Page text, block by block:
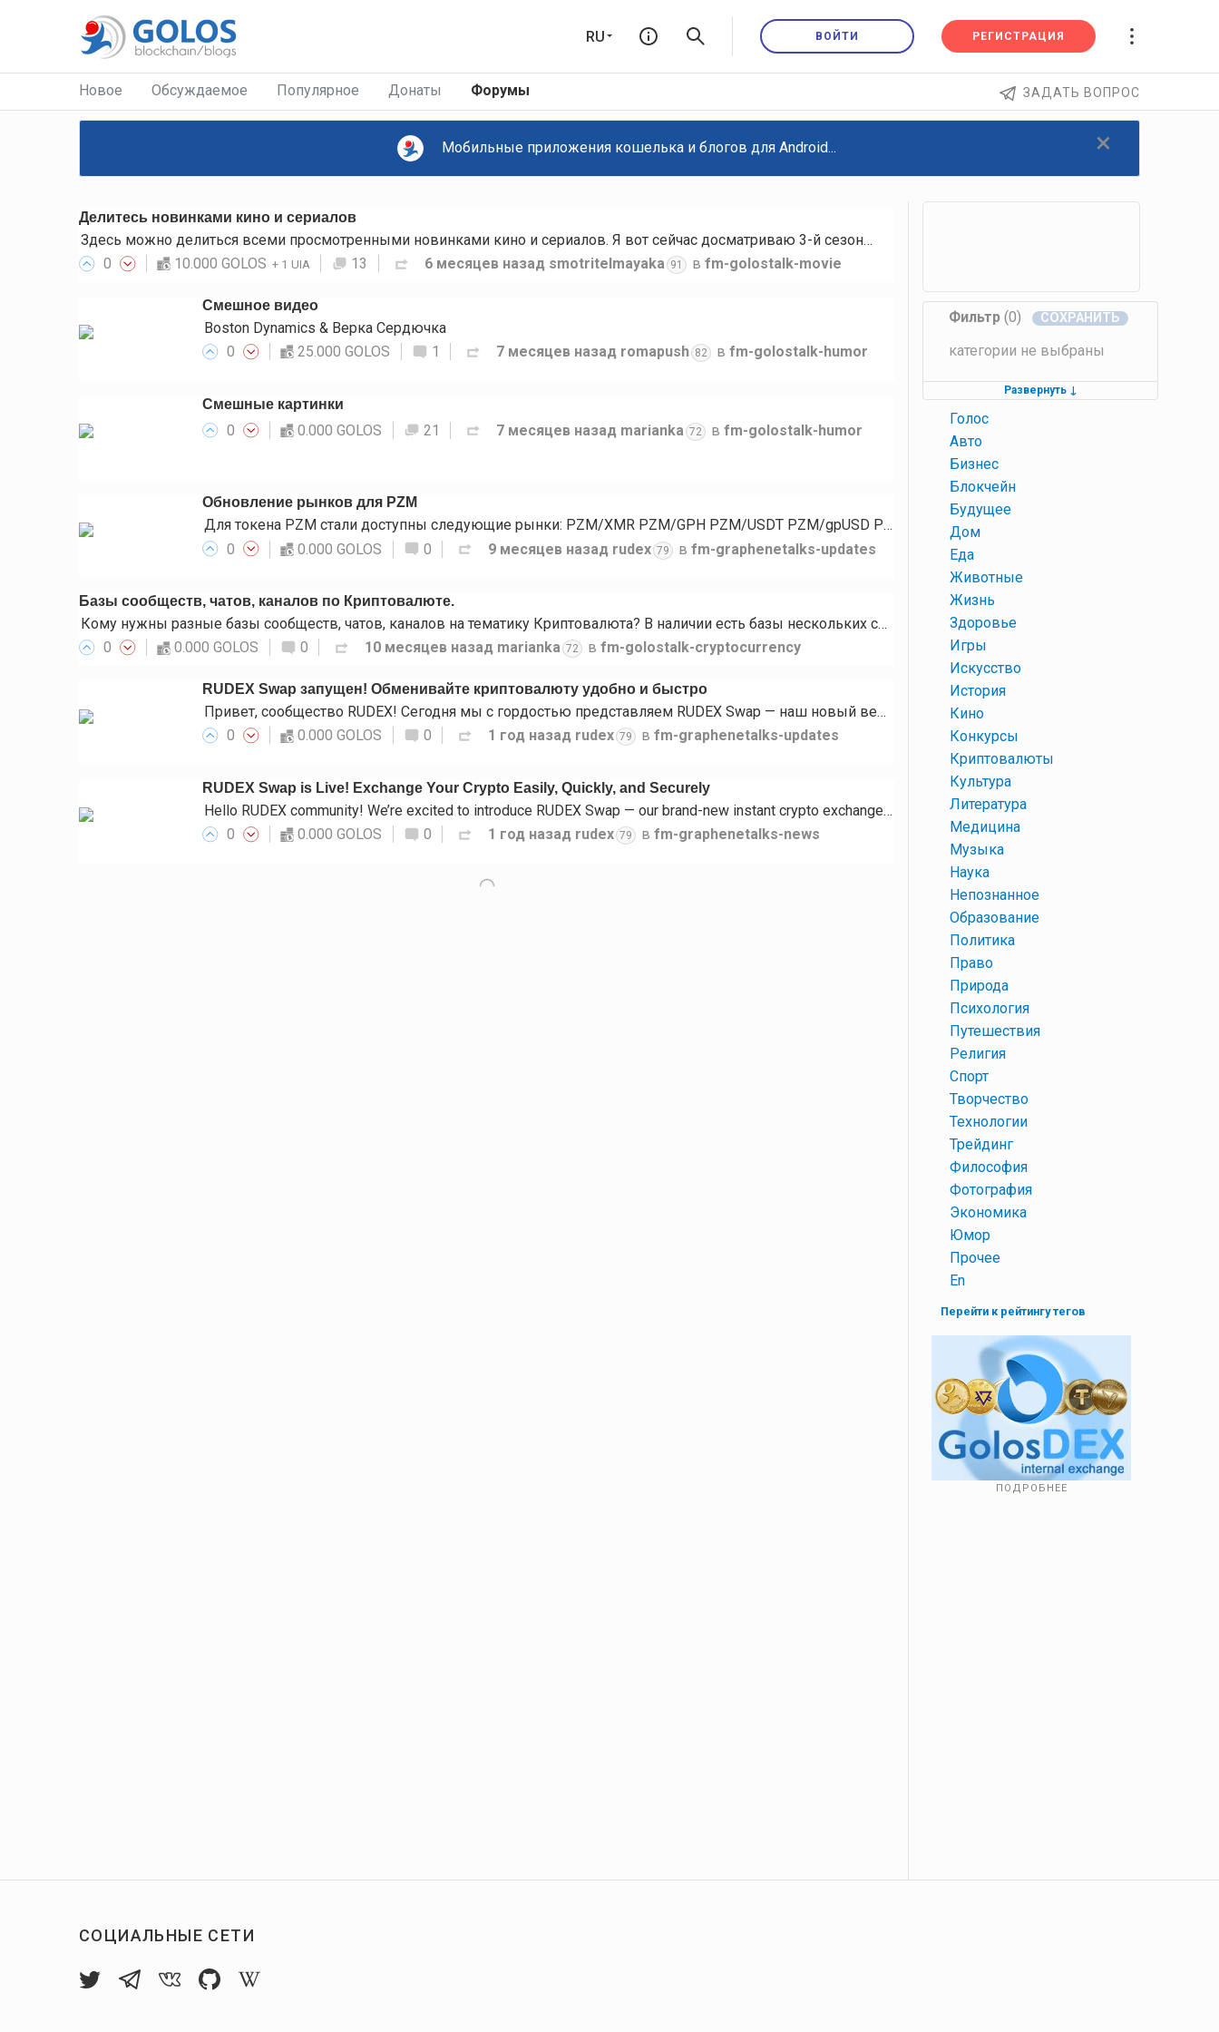
RU ВОЙТИ РЕГИСТРАЦИЯ
ЗАДАТЬ ВОПРОС
Новое Обсуждаемое Популярное Донаты Форумы
×
Мобильные приложения кошелька и блогов для Android...
Делитесь новинками кино и сериалов
Здесь можно делиться всеми просмотренными новинками кино и сериалов. Я вот сейчас досматриваю 3-й сезон…
0
10.000 GOLOS + 1 UIA 13 6 месяцев назад smotritelmayaka 91 в fm-golostalk-movie
Смешное видео
Boston Dynamics & Верка Сердючка
0
25.000 GOLOS 1 7 месяцев назад romapush 82 в fm-golostalk-humor
Смешные картинки
0 0.000 GOLOS 21 7 месяцев назад marianka 72 в fm-golostalk-humor
Обновление рынков для PZM
Для токена PZM стали доступны следующие рынки: PZM/XMR PZM/GPH PZM/USDT PZM/gpUSD PZM/gpEUR…
0
0.000 GOLOS 0 9 месяцев назад rudex 79 в fm-graphenetalks-updates
Базы сообществ, чатов, каналов по Криптовалюте.
Кому нужны разные базы сообществ, чатов, каналов на тематику Криптовалюта? В наличии есть базы нескольких социальных…
0
0.000 GOLOS 0 10 месяцев назад marianka 72 в fm-golostalk-cryptocurrency
RUDEX Swap запущен! Обменивайте криптовалюту удобно и быстро
Привет, сообщество RUDEX! Сегодня мы с гордостью представляем RUDEX Swap — наш новый веб-интерфейс мгновенного…
0
0.000 GOLOS 0 1 год назад rudex 79 в fm-graphenetalks-updates
RUDEX Swap is Live! Exchange Your Crypto Easily, Quickly, and Securely
Hello RUDEX community! We’re excited to introduce RUDEX Swap — our brand-new instant crypto exchange interface…
0
0.000 GOLOS 0 1 год назад rudex 79 в fm-graphenetalks-news
Фильтр (0)
категории не выбраны
Развернуть↓
Голос
Авто
Бизнес
Блокчейн
Будущее
Дом
Еда
Животные
Жизнь
Здоровье
Игры
Искусство
История
Кино
Конкурсы
Криптовалюты
Культура
Литература
Медицина
Музыка
Наука
Непознанное
Образование
Политика
Право
Природа
Психология
Путешествия
Религия
Спорт
Творчество
Технологии
Трейдинг
Философия
Фотография
Экономика
Юмор
Прочее
En
Перейти к рейтингу тегов
ПОДРОБНЕЕ
СОЦИАЛЬНЫЕ СЕТИ